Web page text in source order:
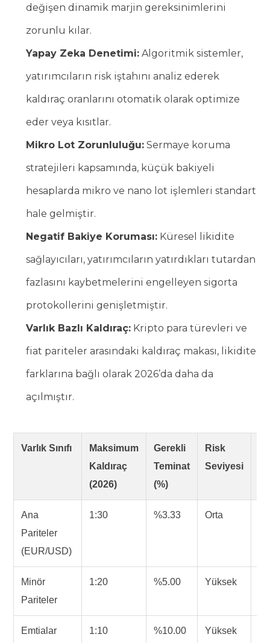
değişen dinamik marjin gereksinimlerini
zorunlu kılar.
Yapay Zeka Denetimi: Algoritmik sistemler,
yatırımcıların risk iştahını analiz ederek
kaldıraç oranlarını otomatik olarak optimize
eder veya kısıtlar.
Mikro Lot Zorunluluğu: Sermaye koruma
stratejileri kapsamında, küçük bakiyeli
hesaplarda mikro ve nano lot işlemleri standart
hale gelmiştir.
Negatif Bakiye Koruması: Küresel likidite
sağlayıcıları, yatırımcıların yatırdıkları tutardan
fazlasını kaybetmelerini engelleyen sigorta
protokollerini genişletmiştir.
Varlık Bazlı Kaldıraç: Kripto para türevleri ve
fiat pariteler arasındaki kaldıraç makası, likidite
farklarına bağlı olarak 2026’da daha da
açılmıştır.
Varlık Sınıfı
Maksimum
Kaldıraç
(2026)
Gerekli
Teminat
(%)
Risk
Seviyesi
Ana
Pariteler
(EUR/USD)
1:30 %3.33 Orta
Minör
Pariteler
1:20 %5.00 Yüksek
Emtialar
1:10 %10.00 Yüksek